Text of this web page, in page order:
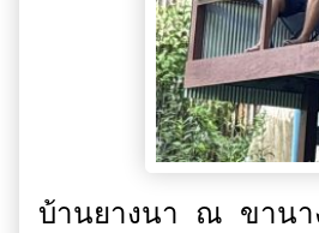
บ้านยางนา ณ ขานา